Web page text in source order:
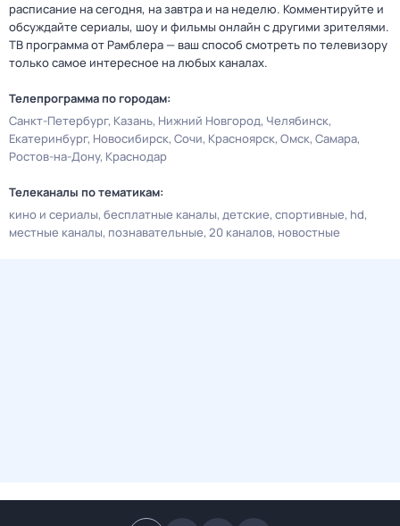
расписание на сегодня, на завтра и на неделю. Комментируйте и
обсуждайте сериалы, шоу и фильмы онлайн с другими зрителями.
ТВ программа от Рамблера — ваш способ смотреть по телевизору
только самое интересное на любых каналах.
Телепрограмма по городам:
Санкт-Петербург Казань Нижний Новгород Челябинск
Екатеринбург Новосибирск Сочи Красноярск Омск Самара
Ростов-на-Дону Краснодар
Телеканалы по тематикам:
кино и сериалы бесплатные каналы детские спортивные hd
местные каналы познавательные 20 каналов новостные